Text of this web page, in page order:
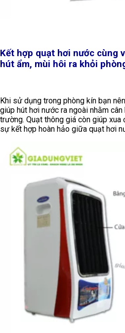
Kết hợp quạt hơi nước cùng
hút ẩm, mùi hôi ra khỏi
Khi sử dụng trong phòng kín bạn
giúp hút hơi nước ra ngoài nhằm
trường. Quạt thông giá còn giúp xua
sự kết hợp hoàn hảo giữa quạt hơi